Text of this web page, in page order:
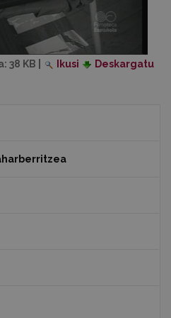
38 KB Ikusi Deskargatu